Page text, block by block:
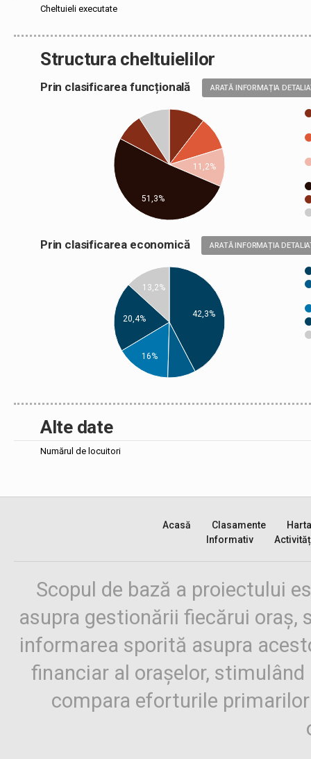
Cheltuieli executate
Structura cheltuielilor
Prin clasificarea funcțională ARATĂ INFORMAȚIA
11,2%
51,3%
Prin clasificarea economică ARATĂ INFORMAȚIA
42,3%
13,2%
20,4%
16%
Alte date
Numărul de locuitori
Acasă Clasamente
Harta
Informativ
Scopul de bază a proiectului
asupra gestionării fiecărui oraș,
informarea sporită asupra
financiar al orașelor,
compara eforturile